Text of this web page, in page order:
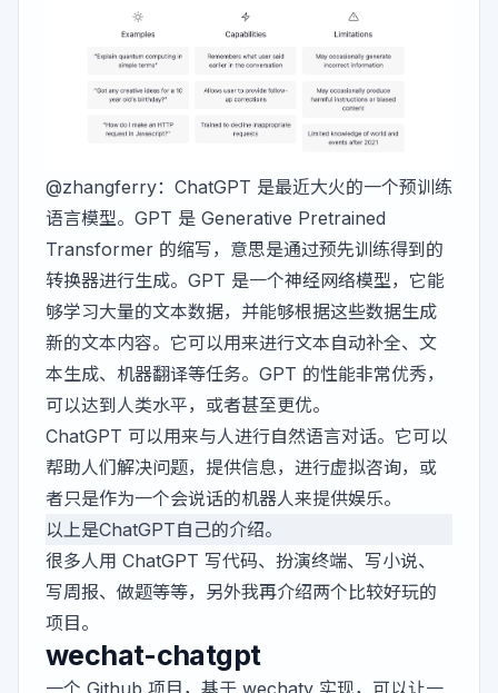
@zhangferry： ChatGPT 是最近大火的一个预训练
语言模型。GPT 是 Generative Pretrained
Transformer 的缩写，意思是通过预先训练得到的
转换器进行生成。GPT 是一个神经网络模型，它能
够学习大量的文本数据，并能够根据这些数据生成
新的文本内容。它可以用来进行文本自动补全、文
本生成、机器翻译等任务。GPT 的性能非常优秀，
可以达到人类水平，或者甚至更优。
ChatGPT 可以用来与人进行自然语言对话。它可以
帮助人们解决问题，提供信息，进行虚拟咨询，或
者只是作为一个会说话的机器人来提供娱乐。
以上是ChatGPT自己的介绍。
很多人用 ChatGPT 写代码、扮演终端、写小说、
写周报、做题等等，另外我再介绍两个比较好玩的
项目。
wechat-chatgpt